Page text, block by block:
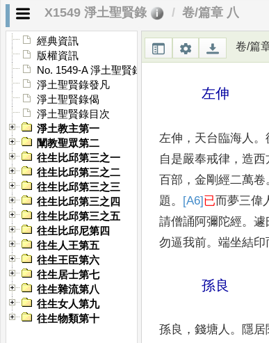
X1549 淨土聖賢錄 卷/篇章 八
經典資訊
版權資訊
No. 1549-A 淨土聖賢錄敘
淨土聖賢錄發凡
淨土聖賢錄偈
淨土聖賢錄目次
淨土教主第一
闡教聖眾第二
往生比邱第三之一
往生比邱第三之二
往生比邱第三之三
往生比邱第三之四
往生比邱第三之五
往生比邱尼第四
往生人王第五
往生王臣第六
往生居士第七
往生雜流第八
往生女人第九
往生物類第十
卷/篇
久神遊西方， 見金臺
忽仰視虗空，合掌問
向西沒
二子能繼其
左伸
左伸 ， 天台臨海人 。
自是嚴奉戒律 ， 造西
百部 ， 金剛經二萬卷
題。 [A6]已而夢三偉
請僧誦阿彌陀經。 遽
勿逼我前。 端坐結印
孫良
孫良 ， 錢塘人 。 隱居